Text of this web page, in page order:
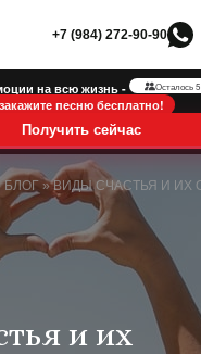
+7 (984) 272-90-90
на всю жизнь - Осталось
закажите песню бесплатно!
Получить сейчас
БЛОГ »ВИДЫ СЧАСТЬЯ И ИХ
и их